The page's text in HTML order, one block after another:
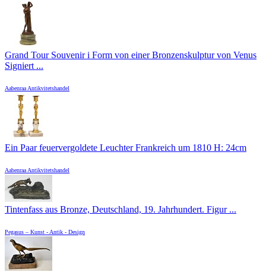
Grand Tour Souvenir i Form von einer Bronzenskulptur von Venus
Signiert ...
Aabenraa Antikvitetshandel
Ein Paar feuervergoldete Leuchter Frankreich um 1810 H: 24cm
Aabenraa Antikvitetshandel
Tintenfass aus Bronze, Deutschland, 19. Jahrhundert. Figur ...
Pegasus – Kunst - Antik - Design